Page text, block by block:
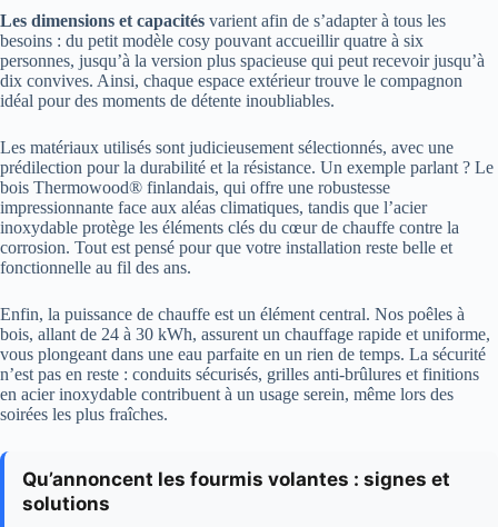
Les dimensions et capacités varient afin de s’adapter à tous les
besoins : du petit modèle cosy pouvant accueillir quatre à six
personnes, jusqu’à la version plus spacieuse qui peut recevoir jusqu’à
dix convives. Ainsi, chaque espace extérieur trouve le compagnon
idéal pour des moments de détente inoubliables.
Les matériaux utilisés sont judicieusement sélectionnés, avec une
prédilection pour la durabilité et la résistance. Un exemple parlant ? Le
bois Thermowood® finlandais, qui offre une robustesse
impressionnante face aux aléas climatiques, tandis que l’acier
inoxydable protège les éléments clés du cœur de chauffe contre la
corrosion. Tout est pensé pour que votre installation reste belle et
fonctionnelle au fil des ans.
Enfin, la puissance de chauffe est un élément central. Nos poêles à
bois, allant de 24 à 30 kWh, assurent un chauffage rapide et uniforme,
vous plongeant dans une eau parfaite en un rien de temps. La sécurité
n’est pas en reste : conduits sécurisés, grilles anti-brûlures et finitions
en acier inoxydable contribuent à un usage serein, même lors des
soirées les plus fraîches.
Qu’annoncent les fourmis volantes : signes et
solutions